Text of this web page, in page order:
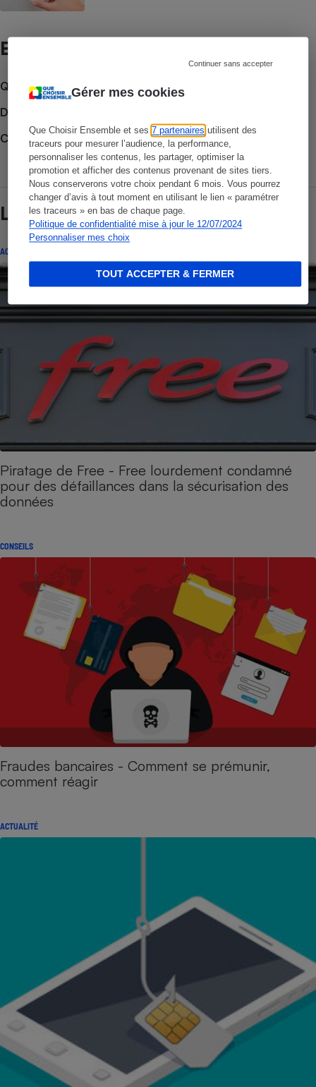
Gérer mes cookies
Que Choisir Ensemble et ses7 partenaires utilisent des
traceurs pour mesurer l’audience, la performance,
personnaliser les contenus, les partager, optimiser la
promotion et afficher des contenus provenant de sites tiers.
Nous conserverons votre choix pendant 6 mois. Vous pourrez
changer d’avis à tout moment en utilisant le lien « paramétrer
les traceurs » en bas de chaque page.
Politique de confidentialité mise à jour le 12/07/2024
Personnaliser mes choix
Continuer sans accepter
TOUT ACCEPTER & FERMER
Et aussi
Que faire en cas de litige ?
Découvrir le forum
Consulter nos Actualités
Lire aussi
ACTUALITÉ
Piratage de Free - Free lourdement condamné
pour des défaillances dans la sécurisation des
données
CONSEILS
Fraudes bancaires - Comment se prémunir,
comment réagir
ACTUALITÉ